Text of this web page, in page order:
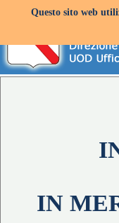
IN
Questo sito web